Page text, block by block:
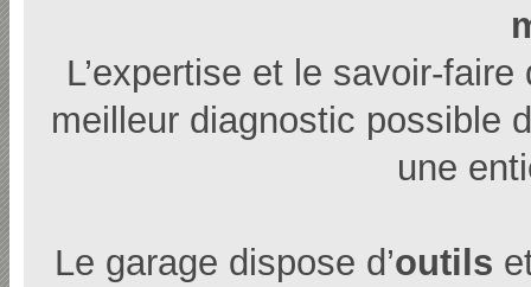
L’expertise et le savoir-
meilleur diagnostic possible
une
Le garage dispose d’outils